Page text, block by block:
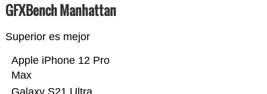
GFXBench Manhattan
Superior es mejor
Apple iPhone 12 Pro
Max